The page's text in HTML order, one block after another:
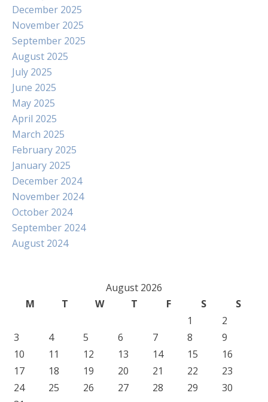
December 2025
November 2025
September 2025
August 2025
July 2025
June 2025
May 2025
April 2025
March 2025
February 2025
January 2025
December 2024
November 2024
October 2024
September 2024
August 2024
August 2026
M
T W T F S
S
1
2
3
4 5 6 7 8
9
10
11 12 13 14 15
16
17
18 19 20 21 22
23
24
25 26 27 28 29
30